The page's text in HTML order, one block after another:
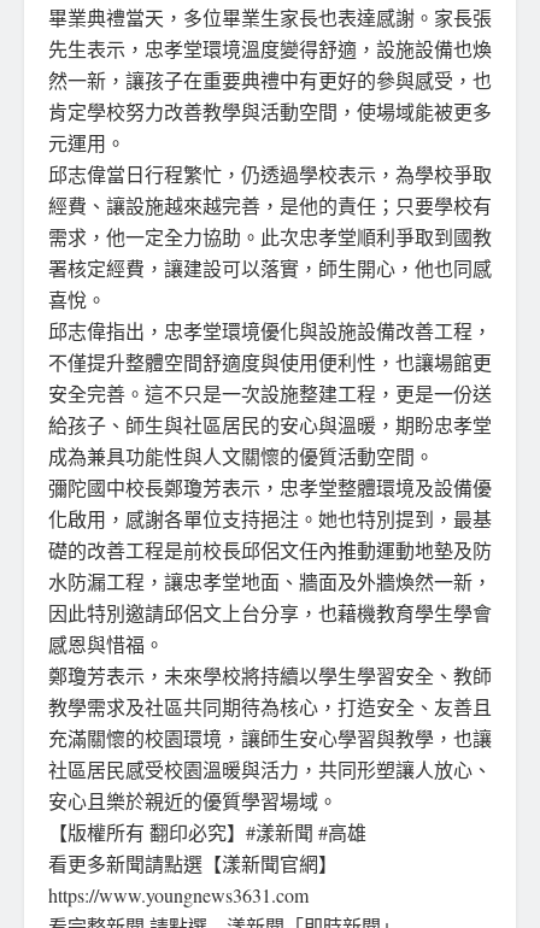
畢業典禮當天，多位畢業生家長也表達感謝。家長張
先生表示，忠孝堂環境溫度變得舒適，設施設備也煥
然一新，讓孩子在重要典禮中有更好的參與感受，也
肯定學校努力改善教學與活動空間，使場域能被更多
元運用。
邱志偉當日行程繁忙，仍透過學校表示，為學校爭取
經費、讓設施越來越完善，是他的責任；只要學校有
需求，他一定全力協助。此次忠孝堂順利爭取到國教
署核定經費，讓建設可以落實，師生開心，他也同感
喜悅。
邱志偉指出，忠孝堂環境優化與設施設備改善工程，
不僅提升整體空間舒適度與使用便利性，也讓場館更
安全完善。這不只是一次設施整建工程，更是一份送
給孩子、師生與社區居民的安心與溫暖，期盼忠孝堂
成為兼具功能性與人文關懷的優質活動空間。
彌陀國中校長鄭瓊芳表示，忠孝堂整體環境及設備優
化啟用，感謝各單位支持挹注。她也特別提到，最基
礎的改善工程是前校長邱侶文任內推動運動地墊及防
水防漏工程，讓忠孝堂地面、牆面及外牆煥然一新，
因此特別邀請邱侶文上台分享，也藉機教育學生學會
感恩與惜福。
鄭瓊芳表示，未來學校將持續以學生學習安全、教師
教學需求及社區共同期待為核心，打造安全、友善且
充滿關懷的校園環境，讓師生安心學習與教學，也讓
社區居民感受校園溫暖與活力，共同形塑讓人放心、
安心且樂於親近的優質學習場域。
【版權所有 翻印必究】#漾新聞 #高雄
看更多新聞請點選【漾新聞官網】
https://www.youngnews3631.com